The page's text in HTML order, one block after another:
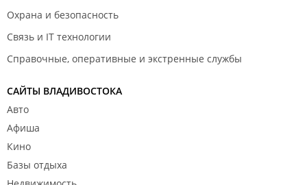
Охрана и безопасность
Связь и IT технологии
Справочные, оперативные и экстренные службы
САЙТЫ ВЛАДИВОСТОКА
Авто
Афиша
Кино
Базы отдыха